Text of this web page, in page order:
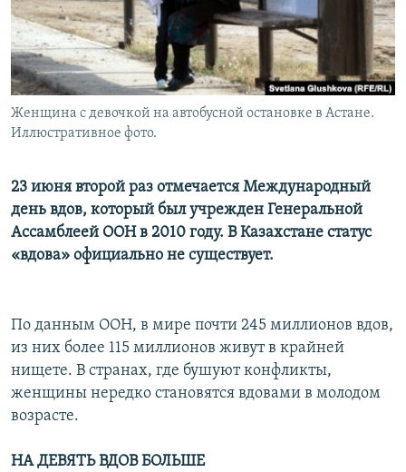
Женщина с девочкой на автобусной остановке в Астане.
Иллюстративное фото.
23 июня второй раз отмечается Международный
день вдов, который был учрежден Генеральной
Ассамблеей ООН в 2010 году. В Казахстане статус
«вдова» официально не существует.
По данным ООН, в мире почти 245 миллионов вдов,
из них более 115 миллионов живут в крайней
нищете. В странах, где бушуют конфликты,
женщины нередко становятся вдовами в молодом
возрасте.
НА ДЕВЯТЬ ВДОВ БОЛЬШЕ